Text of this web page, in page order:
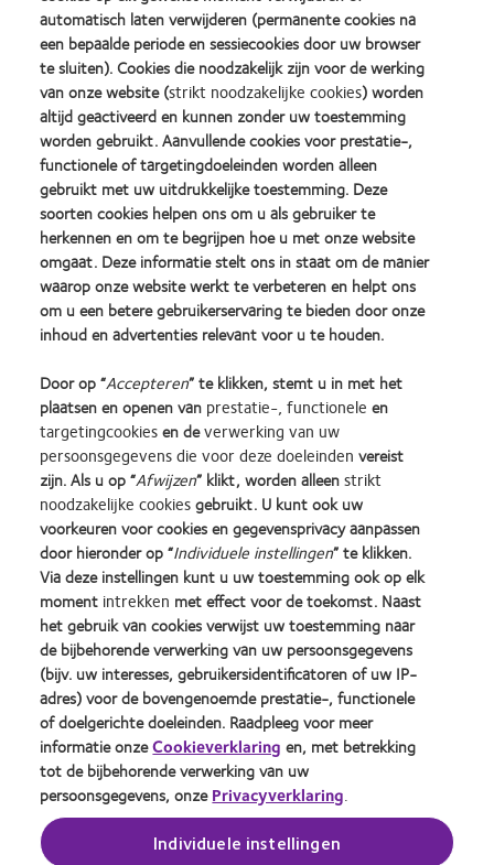
4. Follow-up, benchmarking en voorbeelden
Realiseer uw e-Business doelstellingen en mijlpalen met
ondersteuning en follow-up van ons EyeCare Prime team.
Meer weten?
Meer inzicht in uw online prestaties? Neem contact op met
customer service op t. 0800 - 90 977 of met uw CooperVision
sales rep en vraag naar de voorwaarden voor EyeCare Prime.
Learn
more
about
Silmo
d’Or
best
product
award
met
MyDay™
(2013)
Learn
more
about
Contact
Lens
Product
the
Year
(2013)
Learn
more
about
2012
&
2010
Best
Companies
for
Leaders
(2012)
Learn
more
about
2011
Best
Factory
Awards
(2011)
Learn
more
about
ODMA
2011
(2011)
Learn
more
about
2012
REBRAND
100®
Global
Award
(2012)
Practitioner Home
Contact
Servicevoorwaarden
Cookie beleid
Privacybeleid
Site voor consumenten
Toestemmingsvoorkeuren
beheren
Inloggen
automatisch laten verwijderen (permanente cookies na
een bepaalde periode en sessiecookies door uw browser
te sluiten). Cookies die noodzakelijk zijn voor de werking
van onze website (strikt noodzakelijke cookies) worden
altijd geactiveerd en kunnen zonder uw toestemming
worden gebruikt. Aanvullende cookies voor prestatie-,
functionele of targetingdoeleinden worden alleen
gebruikt met uw uitdrukkelijke toestemming. Deze
soorten cookies helpen ons om u als gebruiker te
herkennen en om te begrijpen hoe u met onze website
omgaat. Deze informatie stelt ons in staat om de manier
waarop onze website werkt te verbeteren en helpt ons
om u een betere gebruikerservaring te bieden door onze
inhoud en advertenties relevant voor u te houden.
Door op “Accepteren” te klikken, stemt u in met het
plaatsen en openen van prestatie-, functionele en
targetingcookiesen deverwerking van uw
persoonsgegevens die voor deze doeleinden vereist
zijn. Als u op “Afwijzen” klikt, worden alleenstrikt
noodzakelijke cookiesgebruikt. U kunt ook uw
voorkeuren voor cookies en gegevensprivacy aanpassen
door hieronder op “Individuele instellingen” te klikken.
Via deze instellingen kunt u uw toestemming ook op elk
moment intrekken met effect voor de toekomst. Naast
het gebruik van cookies verwijst uw toestemming naar
de bijbehorende verwerking van uw persoonsgegevens
(bijv. uw interesses, gebruikersidentificatoren of uw IP-
adres) voor de bovengenoemde prestatie-, functionele
of doelgerichte doeleinden. Raadpleeg voor meer
informatie onzeCookieverklaring en, met betrekking
tot de bijbehorende verwerking van uw
persoonsgegevens, onzePrivacyverklaring.
Individuele instellingen